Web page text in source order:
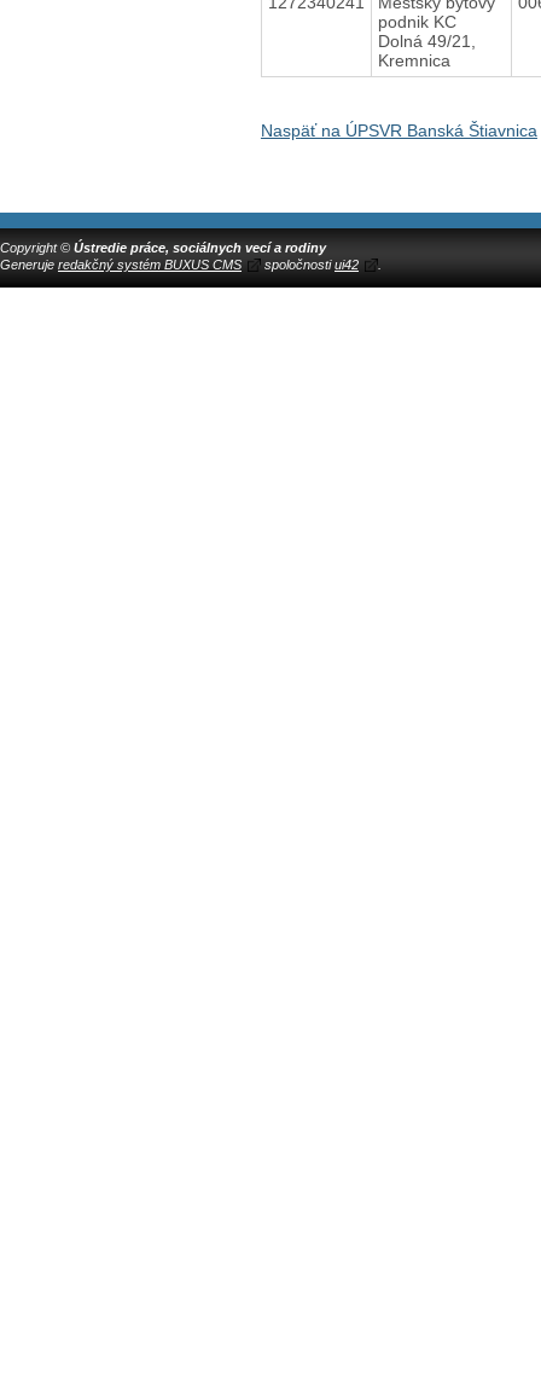
podnik KC
Dolná 49/21,
Kremnica
Naspäť na ÚPSVR Banská Štiavnica
Copyright © Ústredie práce, sociálnych vecí a rodiny
Generuje redakčný systém BUXUS CMS spoločnostiui42